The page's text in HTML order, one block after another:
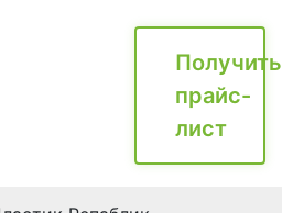
Получить
прайс-
лист